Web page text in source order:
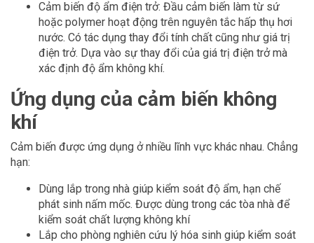
Cảm biến độ ẩm điện trở: Đầu cảm biến làm từ sứ
hoặc polymer hoạt động trên nguyên tắc hấp thụ hơi
nước. Có tác dụng thay đổi tính chất cũng như giá trị
điện trở. Dựa vào sự thay đổi của giá trị điện trở mà
xác định độ ẩm không khí.
Ứng dụng của cảm biến không
khí
Cảm biến được ứng dụng ở nhiều lĩnh vực khác nhau. Chẳng
hạn:
Dùng lắp trong nhà giúp kiểm soát độ ẩm, hạn chế
phát sinh nấm mốc. Được dùng trong các tòa nhà để
kiểm soát chất lượng không khí
Lắp cho phòng nghiên cứu lý hóa sinh giúp kiểm soát